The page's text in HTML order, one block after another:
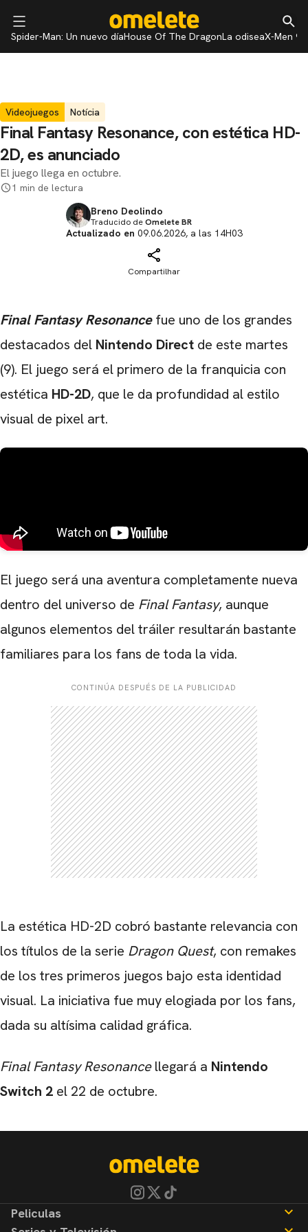
Spider-Man: Un nuevo díaHouse Of The DragonLa odiseaX-Men 97
Videojuegos Notícia
Final Fantasy Resonance, con estética HD-
2D, es anunciado
El juego llega en octubre.
1 min de lectura
Breno Deolindo
Traducido deOmelete BR
Actualizado en 09.06.2026, a las 14H03
Compartilhar
Final Fantasy Resonancefue uno de los grandes
destacados del Nintendo Direct de este martes
(9). El juego será el primero de la franquicia con
estética HD-2D, que le da profundidad al estilo
visual de pixel art.
El juego será una aventura completamente nueva
dentro del universo de Final Fantasy, aunque
algunos elementos del tráiler resultarán bastante
familiares para los fans de toda la vida.
CONTINÚA DESPUÉS DE LA PUBLICIDAD
La estética HD-2D cobró bastante relevancia con
los títulos de la serie Dragon Quest, con remakes
de los tres primeros juegos bajo esta identidad
visual. La iniciativa fue muy elogiada por los fans,
dada su altísima calidad gráfica.
Final Fantasy Resonancellegará a Nintendo
Switch 2 el 22 de octubre.
CARREGANDO PUBLICIDADE
Peliculas